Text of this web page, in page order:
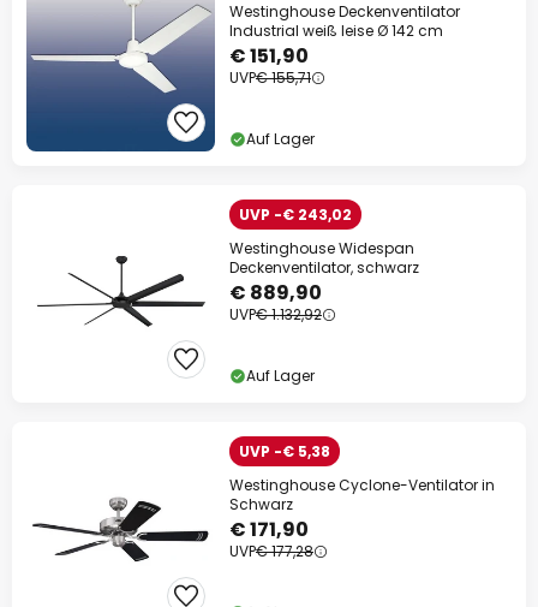
Westinghouse Deckenventilator
Industrial weiß leise Ø 142 cm
€ 151,90
UVP€ 155,71
Auf Lager
UVP -€ 243,02
Westinghouse Widespan
Deckenventilator, schwarz
€ 889,90
UVP€ 1.132,92
Auf Lager
UVP -€ 5,38
Westinghouse Cyclone-Ventilator in
Schwarz
€ 171,90
UVP€ 177,28